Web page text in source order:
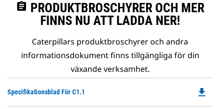
assignment PRODUKTBROSCHYRER OCH MER
FINNS NU ATT LADDA NER!
Caterpillars produktbroschyrer och andra
informationsdokument finns tillgängliga för din
växande verksamhet.
Specifikationsblad För C1.1 file_download